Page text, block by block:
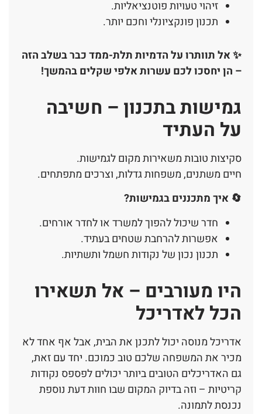
זיהוי טעויות פוטנציאליות.
תכנון פונקציונלי וחכם יותר.
✨ אל תוותרו על הדמיות תלת-ממד כבר בשלב הזה
– הן יחסכו לכם עשרות אלפי שקלים בהמשך!
גמישות בתכנון – חשיבה
על העתיד
סקיצות טובות משאירות מקום לגמישות.
חיים משתנים, משפחות גדלות, וצרכים מתפתחים.
🔄 איך מתכננים בגמישות?
חדר שיכול להפוך למשרד או לחדר אורחים.
אפשרות להרחבת שטחים בעתיד.
תכנון נכון של נקודות חשמל ותשתיות.
היו מעורבים – אל תשאירו
הכל לאדריכל
אדריכל מנוסה יכול לתכנן את הבית, אבל אף אחד לא
מכיר את המשפחה שלכם טוב כמוכם. יחד עם זאת,
גם האדריכלים הטובים ביותר יכולים לפספס נקודות
קריטיות – וזה בדיוק המקום שבו חוות דעת נוספת
נכנסת לתמונה.